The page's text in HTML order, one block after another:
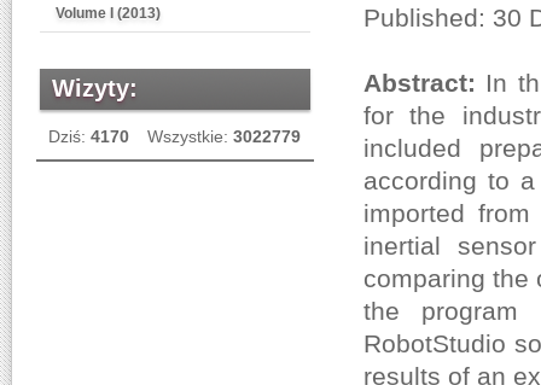
Volume I (2013)
Wizyty:
Dziś: 4170 Wszystkie: 3022779
Published: 30
Abstract: In
for the
included
according to
imported
inertial
comparing the
the program
RobotStudio
results of an